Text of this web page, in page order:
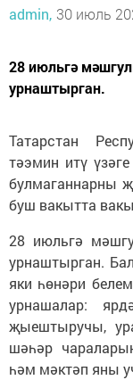
admin, 30 июль
28 июльгә
урнаштырган.
Татарстан
тәэмин итү
булмаганнарны
буш вакытта
28 июльгә
урнаштырган.
яки һөнәри
урнашалар:
җыештыручы,
шәһәр
һәм мәктәп яны